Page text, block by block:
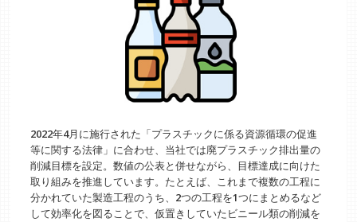
2022年4月に施行された「プラスチックに係る資源循環の促進
等に関する法律」に合わせ、当社では廃プラスチック排出量の
削減目標を設定。数値の公表と併せながら、目標達成に向けた
取り組みを推進しています。たとえば、これまで複数の工程に
分かれていた製造工程のうち、2つの工程を1つにまとめるなど
して効率化を図ることで、仮置きしていたビニール類の削減を